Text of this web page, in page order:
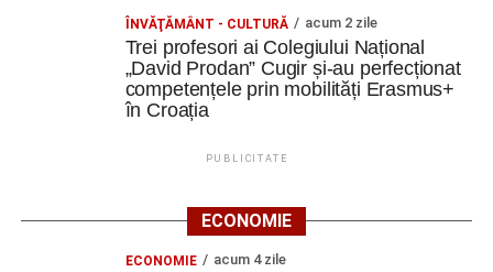
soluții creative pentru ceea ce avem deja”.
De la idee la campanie
creat și testat propriile workshopuri. A fost o experiență în
S-a continuat cu tema Media Literacy, iar apoi fiecare
ÎNVĂŢĂMÂNT - CULTURĂ acum 2 zile
Trei profesori ai Colegiului Național
„David Prodan” Cugir și-au perfecționat
competențele prin mobilități Erasmus+
în Croația
PUBLICITATE
ECONOMIE
ECONOMIE acum 4 zile